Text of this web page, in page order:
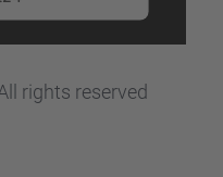
rights reser­ved